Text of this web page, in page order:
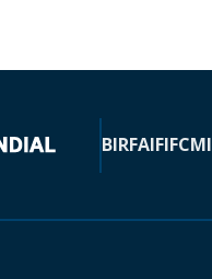
BIRFAIFIFC